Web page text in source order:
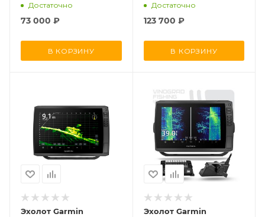
Достаточно
73 000 ₽
В КОРЗИНУ
Достаточно
123 700 ₽
В КОРЗИНУ
Эхолот Garmin
Эхолот Garmin